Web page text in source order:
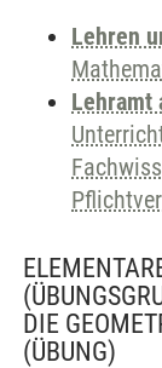
Lehren
Lehramt
DIE
(ÜBUNG)